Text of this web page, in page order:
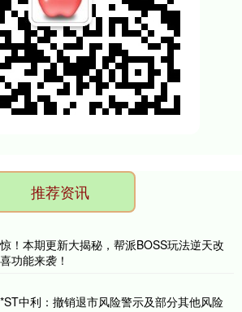
推荐资讯
！本期更新大揭秘，帮派BOSS玩法逆天改
功能来袭！
中利：撤销退市风险警示及部分其他风险